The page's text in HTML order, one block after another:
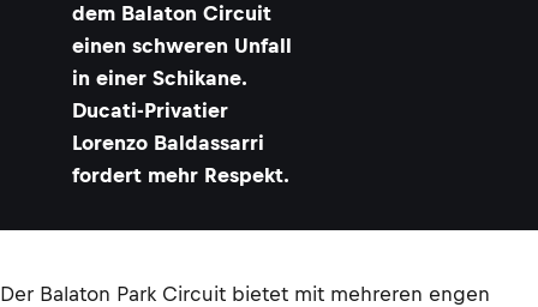
dem Balaton Circuit
einen schweren Unfall
in einer Schikane.
Ducati-Privatier
Lorenzo Baldassarri
fordert mehr Respekt.
Der Balaton Park Circuit bietet mit mehreren engen